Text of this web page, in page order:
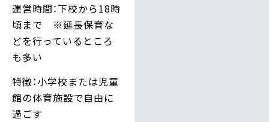
運営時間：下校から18時
頃まで ※延長保育な
どを行っているところ
も多い
特徴：小学校または児童
館の体育施設で自由に
過ごす